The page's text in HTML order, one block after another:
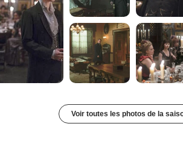
Voir toutes les photos de la